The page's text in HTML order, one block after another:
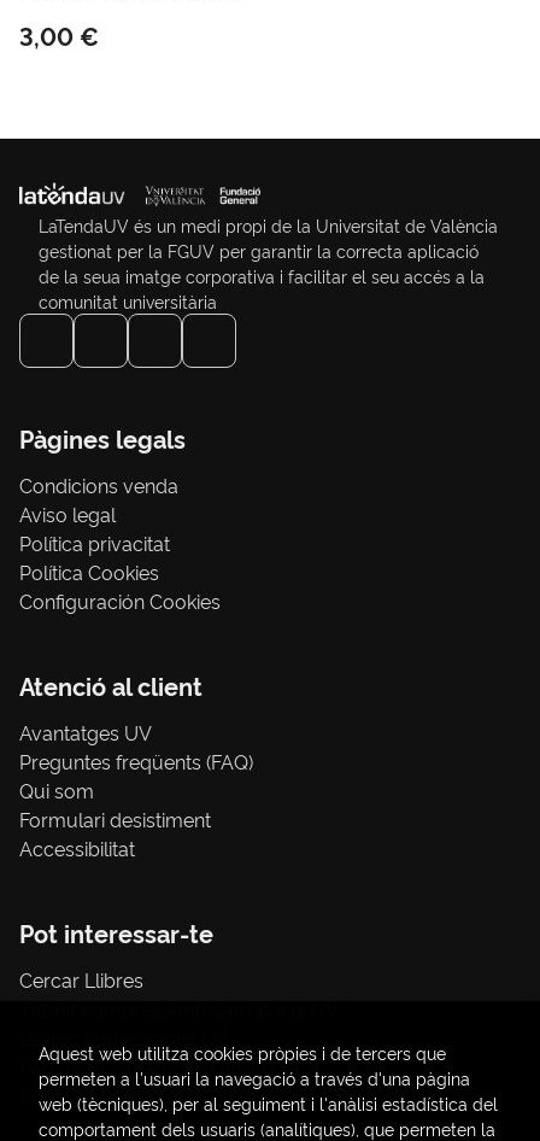
3,00 €
LaTendaUV és un medi propi de la Universitat de València
gestionat per la FGUV per garantir la correcta aplicació
de la seua imatge corporativa i facilitar el seu accés a la
comunitat universitària
Pàgines legals
Condicions venda
Aviso legal
Política privacitat
Política Cookies
Configuración Cookies
Atenció al client
Avantatges UV
Preguntes freqüents (FAQ)
Qui som
Formulari desistiment
Accessibilitat
Pot interessar-te
Cercar Llibres
Papereria / material d'oficina
Consum Sostenible
Aquest web utilitza cookies pròpies i de tercers que
permeten a l'usuari la navegació a través d'una pàgina
web (tècniques), per al seguiment i l'anàlisi estadística del
comportament dels usuaris (analítiques), que permeten la